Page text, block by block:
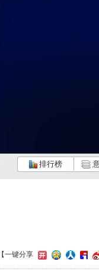
排行榜
【一键分享